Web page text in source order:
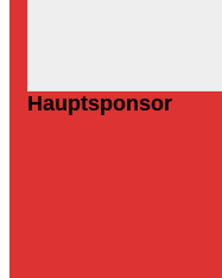
Hauptsponsor